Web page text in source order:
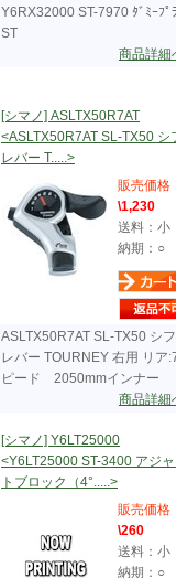
Y6RX32000 ST-7970 ﾀﾞﾐｰﾌﾟ
ST
商品詳
[シマノ] ASLTX50R7AT
<ASLTX50R7AT SL-TX50 シ
レバー T.....>
販売価格
\1,230
送料：小
納期：○
ASLTX50R7AT SL-TX50 シ
レバー TOURNEY 右用 リア
ピード 2050mmインナー
商品詳
[シマノ] Y6LT25000
<Y6LT25000 ST-3400 アジ
トブロック（4°.....>
販売価格
\260
送料：小
納期：○